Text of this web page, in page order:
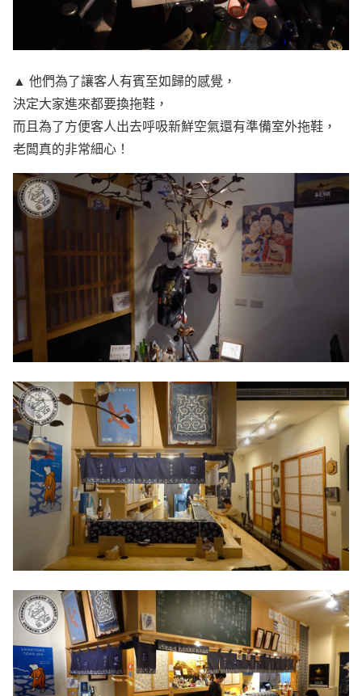
▲ 他們為了讓客人有賓至如歸的感覺，
決定大家進來都要換拖鞋，
而且為了方便客人出去呼吸新鮮空氣還有準備室外拖鞋，
老闆真的非常細心！